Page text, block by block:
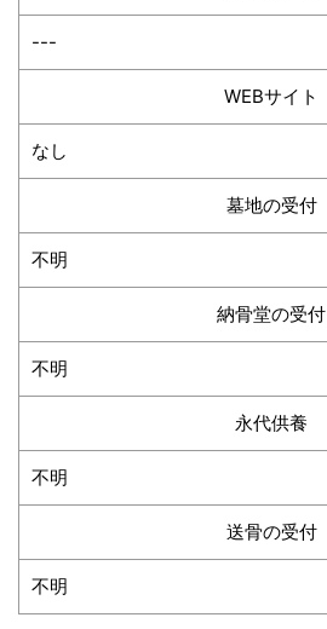
---
WEBサイト
なし
墓地の受付
不明
納骨堂の受付
不明
永代供養
不明
送骨の受付
不明